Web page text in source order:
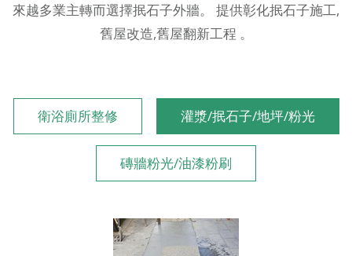
來越多業主轉而選擇抿石子外牆。 提供彰化抿石子施工,
舊屋改造,舊屋翻新工程 。
衛浴廁所整修 灌漿/抿石子/地坪/粉光
磚牆粉光/油漆粉刷